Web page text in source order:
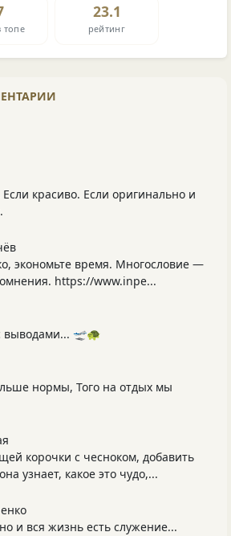
топе
23.1
рейтинг
красиво. Если оригинально и
экономьте время. Многословие —
https://www.inpe...
выводами... 🛫🐢
нормы, Того на отдых мы
корочки с чесноком, добавить
узнает, какое это чудо,...
и вся жизнь есть служение...